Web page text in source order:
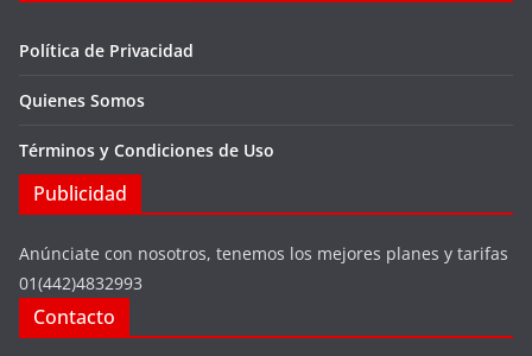
Política de Privacidad
Quienes Somos
Términos y Condiciones de Uso
Publicidad
Anúnciate con nosotros, tenemos los mejores planes y tarifas
01(442)4832993
Contacto